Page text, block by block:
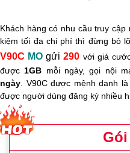
Khách hàng có nhu cầu truy
kiệm tối đa chi phí thì đừng bỏ
V90C MO gửi 290 với giá
được 1GB mỗi ngày, gọi nội
ngày . V90C được mệnh danh
được người dùng đăng ký nhiều
Gói